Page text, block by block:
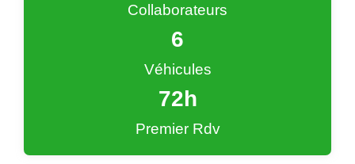
Collaborateurs
Véhicules
6
Premier Rdv
72h